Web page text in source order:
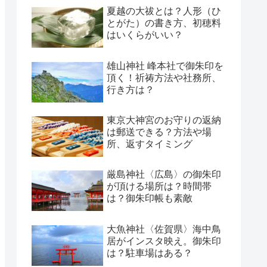
夏越の大祓とは？人形（ひ
とがた）の書き方、初穂料
はいくらがいい？
雄山神社 峰本社で御朱印を
頂く！祈祷方法や社務所、
行き方は？
東京大神宮のお守りの返納
は郵送できる？方法や場
所、返すタイミング
厳島神社〈広島〉の御朱印
が頂ける場所は？時間帯
は？御朱印帳も素敵
大魚神社〈佐賀県〉海中鳥
居がインスタ映え。御朱印
は？駐車場はある？